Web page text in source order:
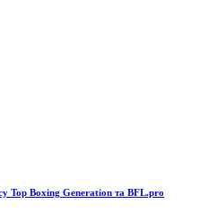
Top Boxing Generation та BFL.pro